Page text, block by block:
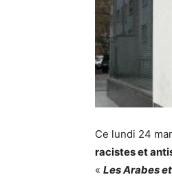
Ce lundi 24
racistes et
« Les Arabes